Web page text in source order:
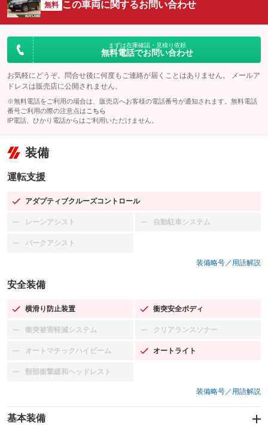
無料 この車両に関するお問い合わせ
まずは在庫確認・見積り依頼
無料電話でお問い合わせ
お気軽にどうぞ。問合せ後に何度もご連絡が届くことはありません。 メールア
ドレスは販売店に公開されません。
※無料電話をご利用の場合は、販売店へお客様の電話番号が通知されます。無料電話
番号ご利用の際の注意点は こちら
IP電話、ひかり電話からはご利用いただけません。
装備
運転支援
アダプティブクルーズコントロール
：装備あり
レーンアシスト
：装備なし 自動駐車システム
：装備なし
パークアシスト
：装備なし
装備略号／用語解説
安全装備
横滑り防止装置
：装備あり 衝突安全ボディ
：装備あり
衝突被害軽減システム
：装備なし クリアランスソナー
：装備なし
オートマチックハイビーム
：装備なし オートライト
：装備あり
頸部衝撃緩和ヘッドレスト
：装備なし
装備略号／用語解説
基本装備